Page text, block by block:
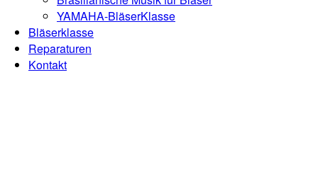
YAMAHA-BläserKlasse
Bläserklasse
Reparaturen
Kontakt